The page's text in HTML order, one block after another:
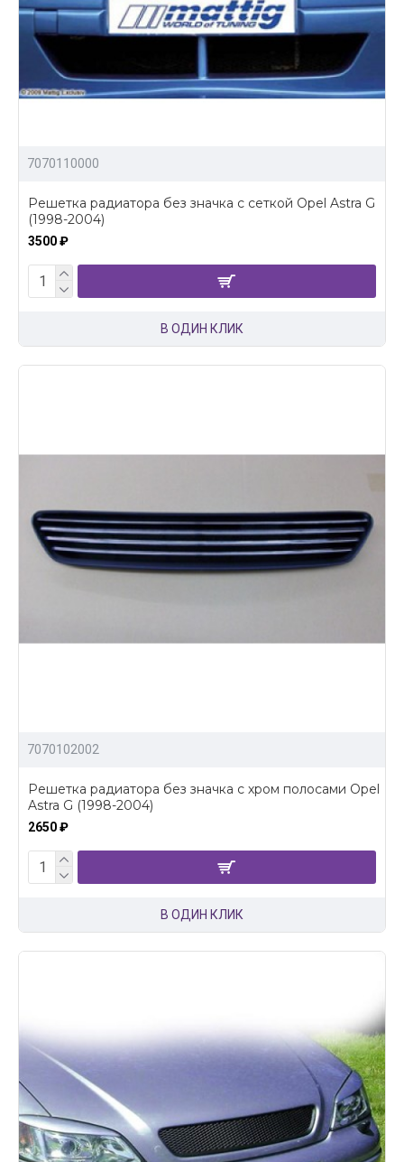
7070110000
Решетка радиатора без значка с сеткой Opel Astra G
(1998-2004)
3500 ₽
В ОДИН КЛИК
7070102002
Решетка радиатора без значка с хром полосами Opel
Astra G (1998-2004)
2650 ₽
В ОДИН КЛИК